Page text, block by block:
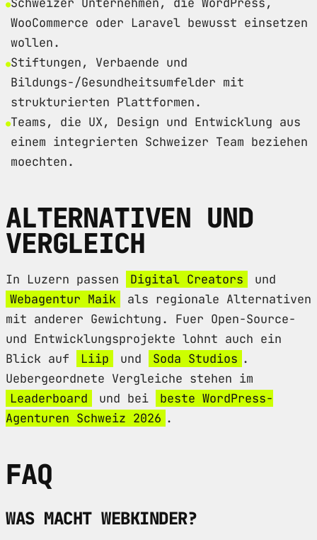
WooCommerce oder Laravel bewusst einsetzen
wollen.
Stiftungen, Verbaende und
Bildungs-/Gesundheitsumfelder mit
strukturierten Plattformen.
Teams, die UX, Design und Entwicklung aus
einem integrierten Schweizer Team beziehen
moechten.
ALTERNATIVEN UND
VERGLEICH
In Luzern passen Digital Creators
und
Webagentur Maik
als regionale Alternativen
mit anderer Gewichtung. Fuer Open-Source-
und Entwicklungsprojekte lohnt auch ein
Blick auf
Liip und Soda Studios .
Uebergeordnete Vergleiche stehen im
Leaderboard
und bei
beste WordPress-
Agenturen Schweiz 2026 .
FAQ
WAS MACHT WEBKINDER?